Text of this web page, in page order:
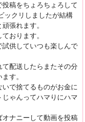
稿をちょろちょろして
ックリしましたが結構
張れます。
おります。
供していつも楽しんで
配送したらまたその分
す。
で捨てるものがお金に
ゃんってハマりにハマ
ナニーして動画を投稿